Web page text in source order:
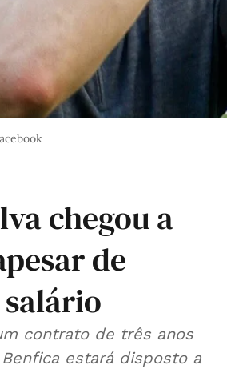
chegou a
de
contrato de três anos
estará disposto a